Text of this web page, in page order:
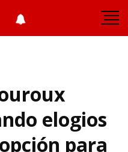
elogios
para